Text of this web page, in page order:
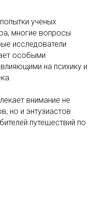
ученых
многие вопросы
исследователи
особыми
на психику и
внимание не
но и энтузиастов
путешествий по